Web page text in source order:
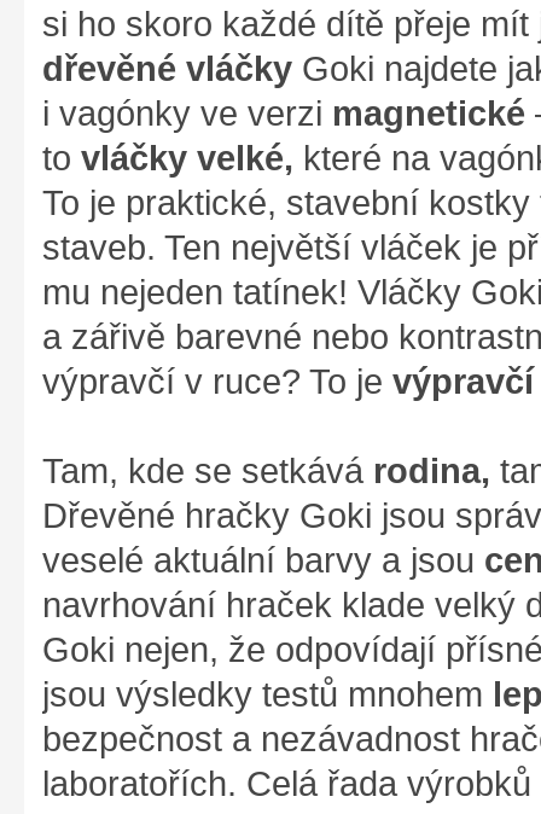
si ho skoro každé dítě přeje
dřevěné vláčky Goki najdete
i vagónky ve verzi magnetické
to vláčky velké, které na
To je praktické, stavební
staveb. Ten největší vláček je
mu nejeden tatínek! Vláčky
a zářivě barevné nebo
výpravčí v ruce? To je výpravčí
Tam, kde se setkává rodina,
Dřevěné hračky Goki jsou
veselé aktuální barvy a jsou
navrhování hraček klade velký
Goki nejen, že odpovídají
jsou výsledky testů mnohem
bezpečnost a nezávadnost
laboratořích. Celá řada